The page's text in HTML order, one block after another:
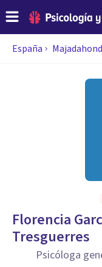
España
Florencia
Tresguerres
Psicóloga